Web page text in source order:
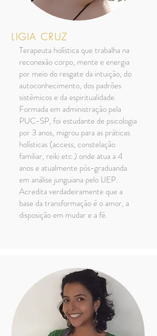
LIGIA CRUZ
Terapeuta holística que trabalha na
reconexão corpo, mente e energia
por meio do resgate da intuição, do
autoconhecimento, dos padrões
sistêmicos e da espiritualidade.
Formada em administração pela
PUC-SP, foi estudante de psicologia
por 3 anos, migrou para as práticas
holísticas (access, constelação
familiar, reiki etc.) onde atua a 4
anos e atualmente pós-graduanda
em análise junguiana pelo IJEP.
Acredita verdadeiramente que a
base da transformação é o amor, a
disposição em mudar e a fé.